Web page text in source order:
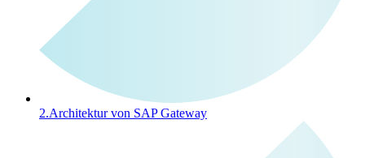
2.Architektur von SAP Gateway